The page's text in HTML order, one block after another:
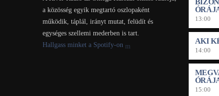
a közösség egyik megtartó oszlopaként
működik, táplál, irányt mutat, felüdít és
egységes szellemi mederben is tart.
Hallgass minket a Spotify-on
13:00
AKI
14:00
15:00